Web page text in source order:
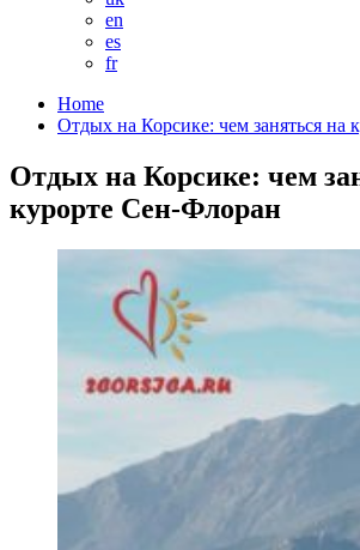
en
es
fr
Home
Отдых на Корсике: чем заняться на
Отдых на Корсике: чем
курорте Сен-Флоран